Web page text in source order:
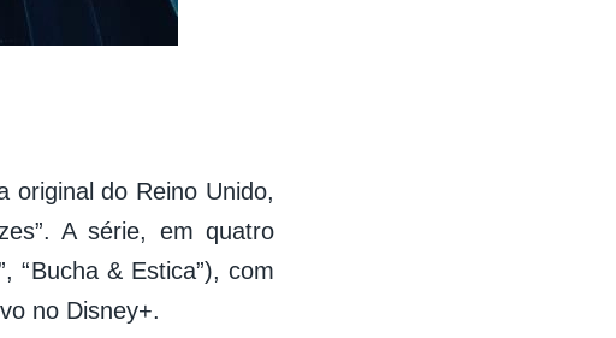
original do Reino Unido,
A série, em quatro
“Bucha & Estica”), com
no Disney+.